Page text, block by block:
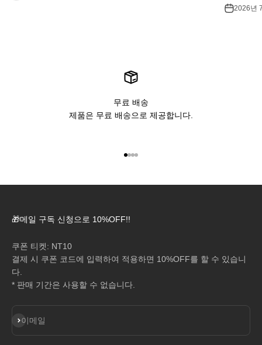
2026년
무료 배송
제품은 무료 배송으로 제공합니다.
🎁메일 구독 신청으로 10%OFF!!
쿠폰 티켓: NT10
결제 시 쿠폰 코드에 입력하여 적용하면 10%OFF를 할 수 있습니
다.
* 판매 기간은 사용할 수 없습니다.
이메일
구독